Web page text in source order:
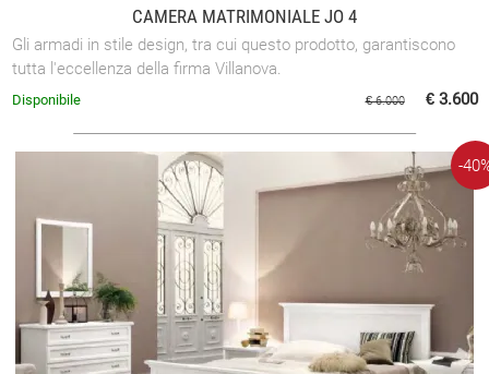
CAMERA MATRIMONIALE JO 4
Gli armadi in stile design, tra cui questo prodotto, garantiscono
tutta l'eccellenza della firma Villanova.
€ 6.000 € 3.600
Disponibile
-